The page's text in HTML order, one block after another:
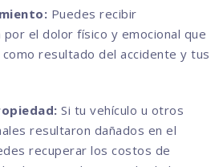
Puedes recibir
por el dolor físico y emocional que
resultado del accidente y tus
Si tu vehículo u otros
resultaron dañados en el
recuperar los costos de